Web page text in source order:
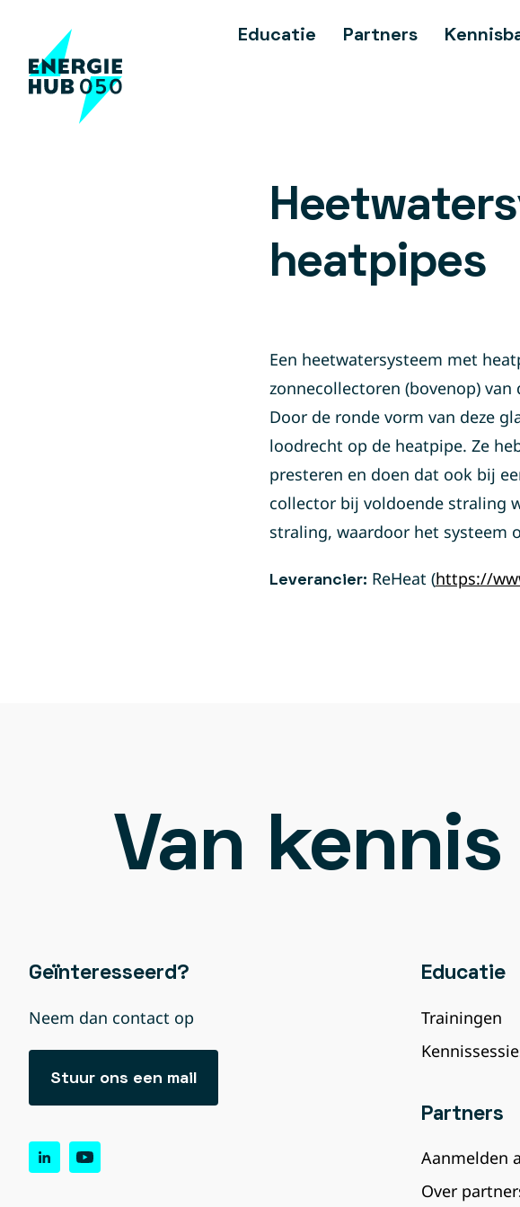
Educatie Partners
heatpipes
Een heetwatersysteem met
zonnecollectoren (bovenop)
Door de ronde vorm van deze
loodrecht op de heatpipe. Ze
presteren en doen dat ook bij
collector bij voldoende straling
straling, waardoor het systeem
Leverancier: ReHeat (https://
Van kennis
Geïnteresseerd?
Neem dan contact op
Stuur ons een mail
Educatie
Trainingen
Partners
Aanmelden
Over